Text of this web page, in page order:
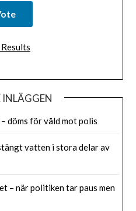
INLÄGGEN
döms för våld mot polis
vatten i stora delar av
– när politiken tar paus men